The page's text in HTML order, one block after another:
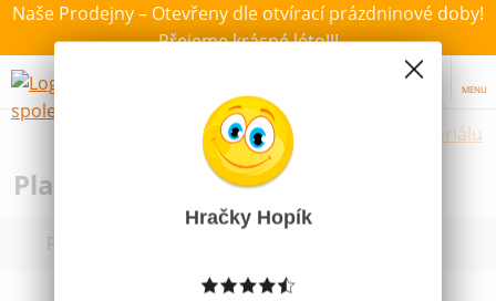
Naše Prodejny – Otevřeny dle otvírací prázdninové doby!
Přejeme krásné léto!!!
MENU
Hračky dle materiálu
Plastové hračky pro děti
Filtrovat dle dostupnosti, ceny, výrobce
Hračky Hopík